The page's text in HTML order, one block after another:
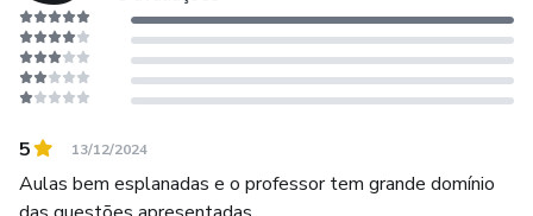
5 13/12/2024
Aulas bem esplanadas e o professor tem grande domínio